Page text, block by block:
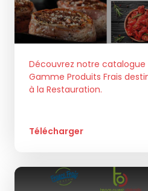
Découvrez notre catalogue
Gamme Produits Frais
à la Restauration.
Télécharger